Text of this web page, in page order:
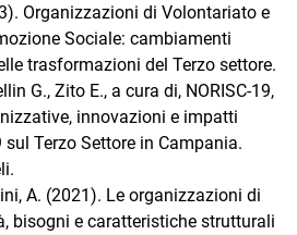
Organizzazioni di Volontariato e
Sociale: cambiamenti
trasformazioni del Terzo settore.
G., Zito E., a cura di, NORISC-19,
innovazioni e impatti
sul Terzo Settore in Campania.
A. (2021). Le organizzazioni di
bisogni e caratteristiche strutturali